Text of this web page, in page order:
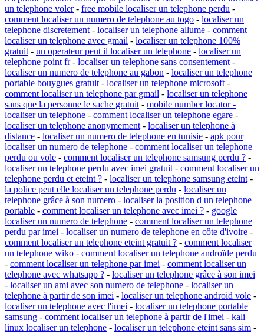
un telephone voler- free mobile localiser un telephone perdu -
comment localiser un numero de telephone au togo - localiser un
telephone discretement - localiser un telephone allume - comment
localiser un telephone avec gmail - localiser un telephone 100%
gratuit - un operateur peut il localiser un telephone - localiser un
telephone point fr- localiser un telephone sans consentement -
localiser un numero de telephone au gabon - localiser un telephone
portable bouygues gratuit - localiser un telephone microsoft -
comment localiser un telephone par gmail - localiser un telephone
sans que la personne le sache gratuit - mobile number locator -
localiser un telephone - comment localiser un telephone egare -
localiser un telephone anonymement - localiser un telephone à
distance - localiser un numero de telephone en tunisie - apk pour
localiser un numero de telephone - comment localiser un telephone
perdu ou vole - comment localiser un telephone samsung perdu ? -
localiser un telephone perdu avec imei gratuit - comment localiser un
telephone perdu et eteint ? - localiser un telephone samsung eteint -
la police peut elle localiser un telephone perdu - localiser un
telephone grâce à son numero - localiser la position d un telephone
portable - comment localiser un telephone avec imei ? - google
localiser un numero de telephone - comment localiser un telephone
perdu par imei - localiser un numero de telephone en côte d'ivoire -
comment localiser un telephone eteint gratuit ? - comment localiser
un telephone wiko - comment localiser un telephone androïde perdu
- comment localiser un telephone par imei - comment localiser un
telephone avec whatsapp ? - localiser un telephone grâce à son imei
- localiser un ami avec son numero de telephone - localiser un
telephone à partir de son imei - localiser un telephone android vole -
localiser un telephone avec l'imei - localiser un telephone portable
samsung - comment localiser un telephone à partir de l'imei - kali
linux localiser un telephone - localiser un telephone eteint sans sim -